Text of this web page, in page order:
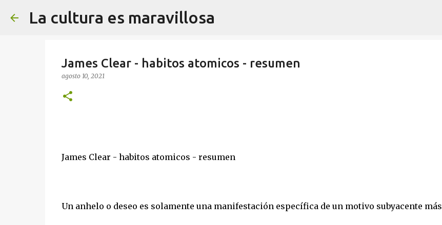
La cultura es maravillosa
James Clear - habitos atomicos - resumen
agosto 10, 2021
James Clear - habitos atomicos - resumen
Un anhelo o deseo es solamente una manifestación específica de un motivo subyacente más